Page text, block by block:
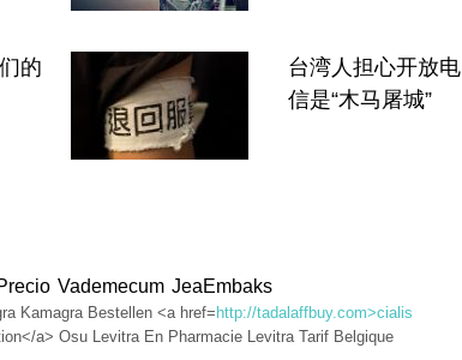
的
台湾人担心开放电
信是“木马屠城”
Vademecum JeaEmbaks
Kamagra Bestellen <a href= http://tadalaffbuy.com>cialis
a> Osu Levitra En Pharmacie Levitra Tarif Belgique